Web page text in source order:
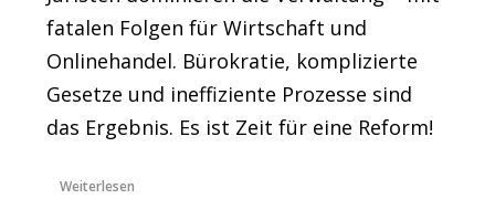
fatalen Folgen für Wirtschaft und
Onlinehandel. Bürokratie, komplizierte
Gesetze und ineffiziente Prozesse sind
das Ergebnis. Es ist Zeit für eine Reform!
Weiterlesen